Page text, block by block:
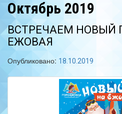
Октябрь 2019
ВСТРЕЧАЕМ НОВЫЙ
ЕЖОВАЯ
Опубликовано: 18.10.2019